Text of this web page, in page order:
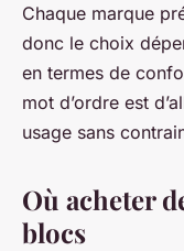
Chaque marque
donc le choix
en termes de
mot d’ordre est
usage sans
Où acheter
blocs